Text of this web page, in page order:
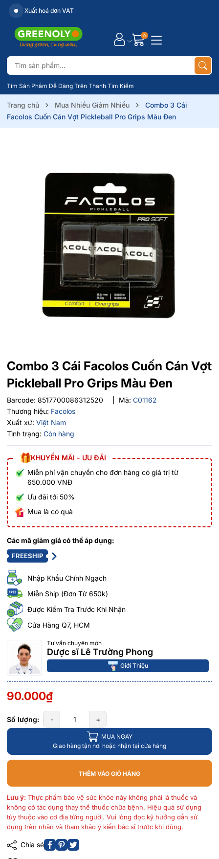
Xuất hoá đơn VAT
Tìm Sản Phẩm Dễ Dàng Trên Thanh Tìm Kiếm
0
Trang chủ Mua Nhiều Giảm Nhiều
Combo 3 Cái
Facolos Cuốn Cán Vợt Pickleball Pro Grips Màu Đen
Combo 3 Cái Facolos Cuốn Cán Vợt
Pickleball Pro Grips Màu Đen
Barcode: 8517700086312520 Mã: C01162
Thương hiệu: Facolos
Xuất xứ: Việt Nam
Tình trạng: Còn hàng
KHUYẾN MÃI - ƯU ĐÃI
Miễn phí vận chuyển cho đơn hàng có giá trị từ
650.000 VNĐ
Ưu đãi tới 50%
Mua là có quà
Các mã giảm giá có thể áp dụng:
FREESHIP
Nhập Khẩu Chính Ngạch
Miễn Ship (Đơn Từ 650k)
Được Kiểm Tra Trước Khi Nhận
Cửa Hàng Q7, HCM
Tư vấn chuyên môn
Dược sĩ Lê Trường Phong
Giới Thiệu
90.000₫
Số lượng: - +
MUA NGAY
Giao hàng tận nơi hoặc nhận tại cửa hàng
THÊM VÀO GIỎ HÀNG
Lưu ý: Thực phẩm bảo vệ sức khỏe này không phải là thuốc và
không có tác dụng thay thế thuốc chữa bệnh. Hiệu quả sử dụng
tùy thuộc vào cơ địa từng người. Vui lòng đọc kỹ hướng dẫn sử
dụng trên nhãn và tham khảo ý kiến bác sĩ trước khi dùng.
Chia sẻ